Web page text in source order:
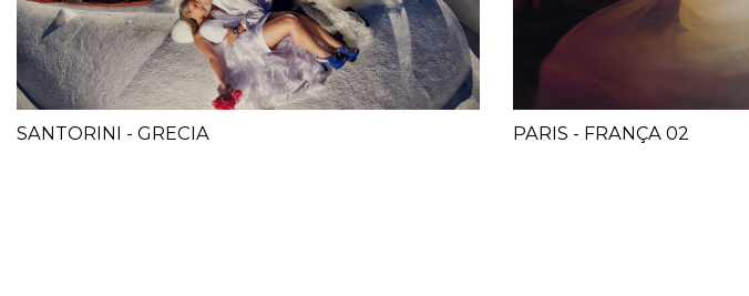
SANTORINI - GRECIA PARIS - FRANÇA 02